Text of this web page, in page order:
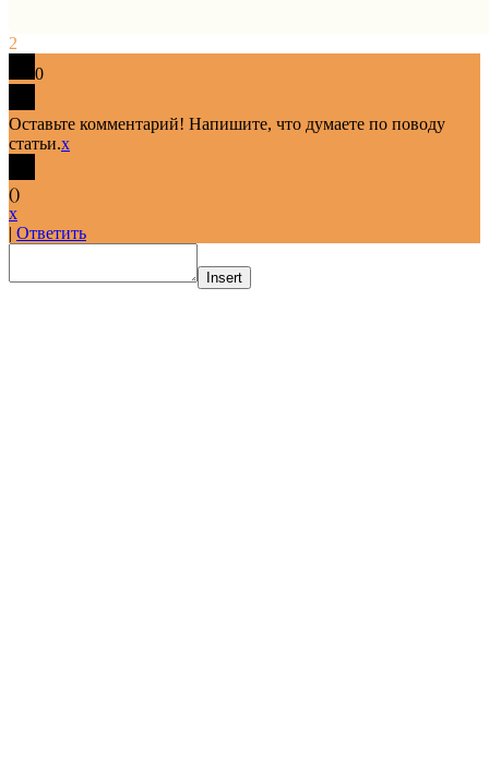
2
0
Оставьте комментарий! Напишите, что думаете по поводу
статьи.x
()
x
| Ответить
Insert